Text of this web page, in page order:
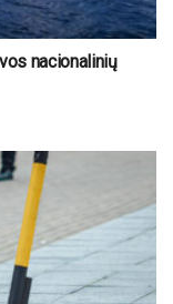
nacionalinių